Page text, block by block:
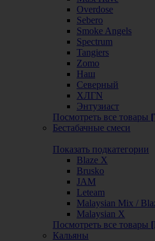
Overdose
Sebero
Smoke Angels
Spectrum
Tangiers
Zomo
Наш
Северный
ХЛГN
Энтузиаст
Посмотреть все товары
Бестабачные смеси
Показать подкатегории
Blaze X
Brusko
JAM
Leteam
Malaysian Mix /
Malaysian X
Посмотреть все товары
Кальяны